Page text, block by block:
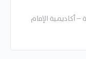
– أكاديمية الإمام